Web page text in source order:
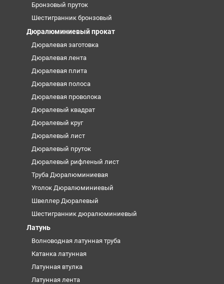
Бронзовый пруток
Шестигранник бронзовый
Дюралюминиевый прокат
Дюралевая заготовка
Дюралевая лента
Дюралевая плита
Дюралевая полоса
Дюралевая проволока
Дюралевый квадрат
Дюралевый круг
Дюралевый лист
Дюралевый пруток
Дюралевый рифленый лист
Труба Дюралюминиевая
Уголок Дюралюминиевый
Швеллер Дюралевый
Шестигранник дюралюминиевый
Латунь
Волноводная латунная труба
Катанка латунная
Латунная втулка
Латунная лента